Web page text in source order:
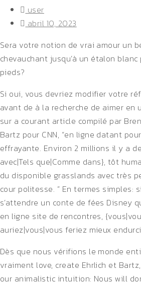
user
abril 10, 2023
Sera votre notion de vrai amour un
chevauchant jusqu’à un étalon
pieds?
Si oui, vous devriez modifier votre
avant de à la recherche de aimer en
sur a courant article compilé par
Bartz pour CNN, “en ligne datant
effrayante. Environ 2 millions il y a
avec|Tels que|Comme dans}, tôt
du disponible grasslands avec très
cour politesse. ” En termes simples:
s’attendre un conte de fées Disney
en ligne site de rencontres,
auriez|vous|vous feriez mieux
Dès que nous vérifions le monde
vraiment love, create Ehrlich et
our animalistic intuition: Nous will